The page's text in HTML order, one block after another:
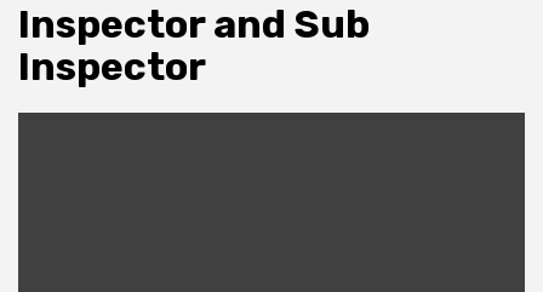
Inspector and Sub
Inspector